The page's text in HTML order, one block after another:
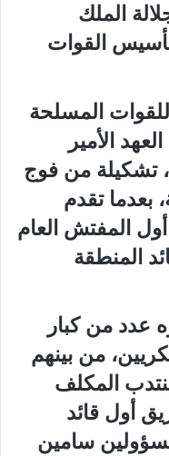
الملك
القوات
المسلحة
الأمير
تشكيلة من فوج
بعدما تقدم
المفتش العام
المنطقة
عدد من كبار
من بينهم
المكلف
أول قائد
سامين